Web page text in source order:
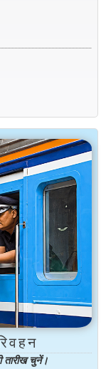
तारीख चुनें।